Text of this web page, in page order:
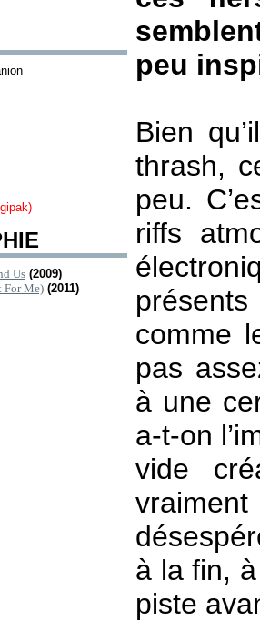
Us (2009)
For Me) (2011)
peu
Bien
thrash,
peu.
riffs
présents
comme
pas
à une
a-t-on
vide
vraiment
à la fin,
piste